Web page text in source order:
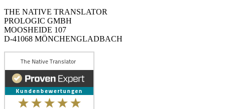
THE NATIVE TRANSLATOR
PROLOGIC GMBH
MOOSHEIDE 107
D-41068 MÖNCHENGLADBACH